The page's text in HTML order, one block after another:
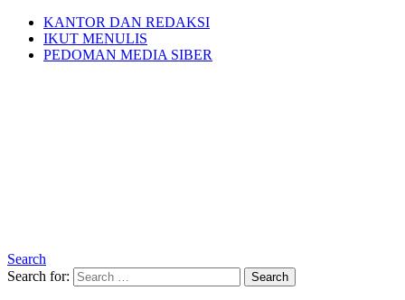
KANTOR DAN REDAKSI
IKUT MENULIS
PEDOMAN MEDIA SIBER
Search
Search for:
Search